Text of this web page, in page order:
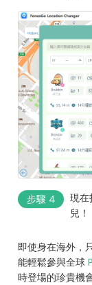
步驟 4
現
兒！
即使身在海外
能輕鬆參與全球
時登場的珍貴機